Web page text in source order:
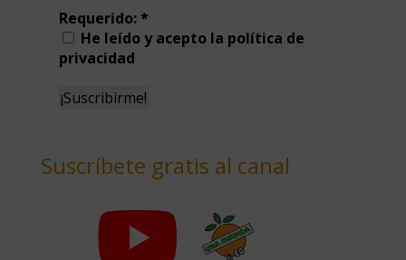
Requerido:*
He leído y acepto la política de
privacidad
Suscríbete gratis al canal